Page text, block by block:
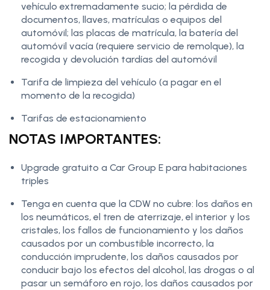
vehículo extremadamente sucio; la pérdida de
documentos, llaves, matrículas o equipos del
automóvil; las placas de matrícula, la batería del
automóvil vacía (requiere servicio de remolque), la
recogida y devolución tardías del automóvil
Tarifa de limpieza del vehículo (a pagar en el
momento de la recogida)
Tarifas de estacionamiento
NOTAS IMPORTANTES:
Upgrade gratuito a Car Group E para habitaciones
triples
Tenga en cuenta que la CDW no cubre: los daños en
los neumáticos, el tren de aterrizaje, el interior y los
cristales, los fallos de funcionamiento y los daños
causados por un combustible incorrecto, la
conducción imprudente, los daños causados por
conducir bajo los efectos del alcohol, las drogas o al
pasar un semáforo en rojo, los daños causados por